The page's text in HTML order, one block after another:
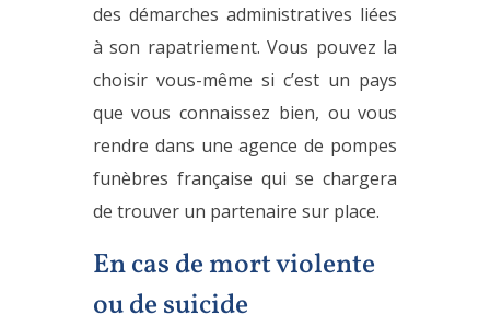
des démarches administratives liées
à son rapatriement. Vous pouvez la
choisir vous-même si c’est un pays
que vous connaissez bien, ou vous
rendre dans une agence de pompes
funèbres française qui se chargera
de trouver un partenaire sur place.
En cas de mort violente
ou de suicide